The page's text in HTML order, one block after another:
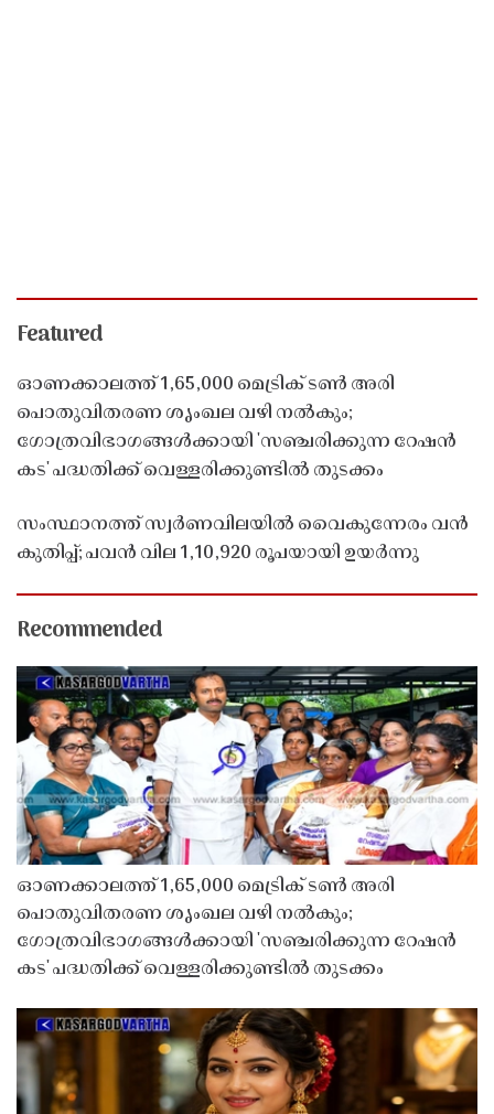
Featured
ഓണക്കാലത്ത് 1,65,000 മെട്രിക് ടൺ അരി
പൊതുവിതരണ ശൃംഖല വഴി നൽകും;
ഗോത്രവിഭാഗങ്ങൾക്കായി 'സഞ്ചരിക്കുന്ന റേഷൻ
കട' പദ്ധതിക്ക് വെള്ളരിക്കുണ്ടിൽ തുടക്കം
സംസ്ഥാനത്ത് സ്വർണവിലയിൽ വൈകുന്നേരം വൻ
കുതിപ്പ്; പവൻ വില 1,10,920 രൂപയായി ഉയർന്നു
Recommended
ഓണക്കാലത്ത് 1,65,000 മെട്രിക് ടൺ അരി
പൊതുവിതരണ ശൃംഖല വഴി നൽകും;
ഗോത്രവിഭാഗങ്ങൾക്കായി 'സഞ്ചരിക്കുന്ന റേഷൻ
കട' പദ്ധതിക്ക് വെള്ളരിക്കുണ്ടിൽ തുടക്കം